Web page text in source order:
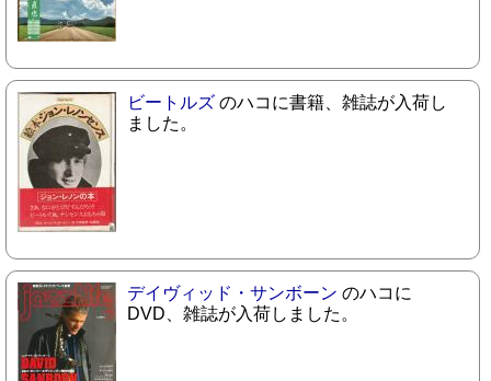
ビートルズ のハコに書籍、雑誌が入荷し
ました。
デイヴィッド・サンボーン のハコに
DVD、雑誌が入荷しました。